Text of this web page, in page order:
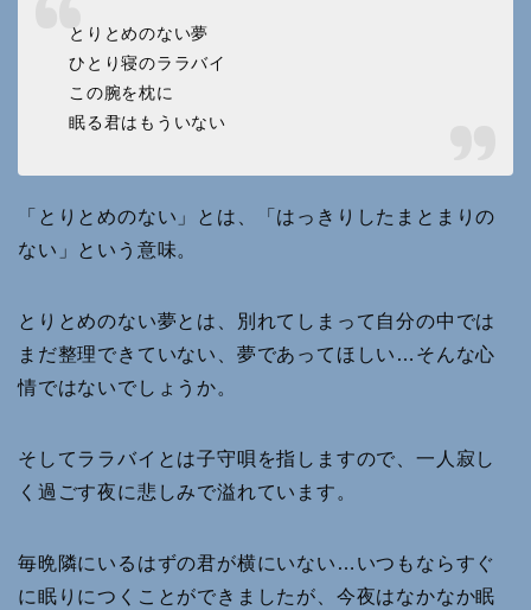
とりとめのない夢
ひとり寝のララバイ
この腕を枕に
眠る君はもういない
「とりとめのない」とは、「はっきりしたまとまりの
ない」という意味。
とりとめのない夢とは、別れてしまって自分の中では
まだ整理できていない、夢であってほしい…そんな心
情ではないでしょうか。
そしてララバイとは子守唄を指しますので、一人寂し
く過ごす夜に悲しみで溢れています。
毎晩隣にいるはずの君が横にいない…いつもならすぐ
に眠りにつくことができましたが、今夜はなかなか眠